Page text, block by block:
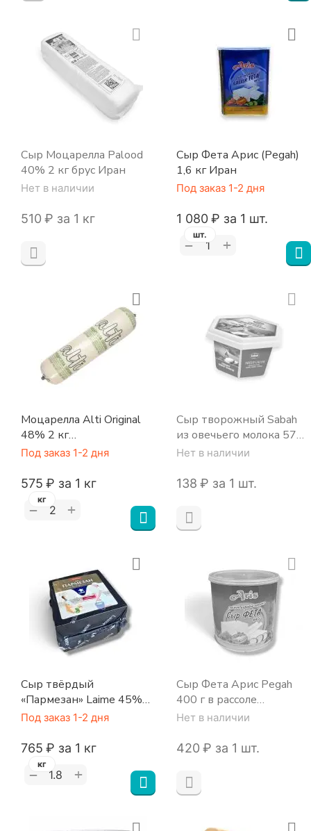
Сыр Моцарелла Palood
40% 2 кг брус Иран
Нет в наличии
‍510‍ ₽ за 1 кг
Сыр Фета Арис (Pegah)
1,6 кг Иран
Под заказ 1-2 дня
1 080₽ за 1 шт.
− +
шт.
Моцарелла Alti Original
48% 2 кг
молокосодержащий
Под заказ 1-2 дня
‍575‍ ₽ за 1 кг
− +
кг
Сыр творожный Sabah
из овечьего молока 57%
150 г
Нет в наличии
‍138‍ ₽ за 1 шт.
Сыр твёрдый
«Пармезан» Laime 45%
кубик 1,8 кг Беларусь
Под заказ 1-2 дня
‍765‍ ₽ за 1 кг
− +
кг
Сыр Фета Арис Pegah
400 г в рассоле
(жестяная банка) Иран
Нет в наличии
‍420‍ ₽ за 1 шт.